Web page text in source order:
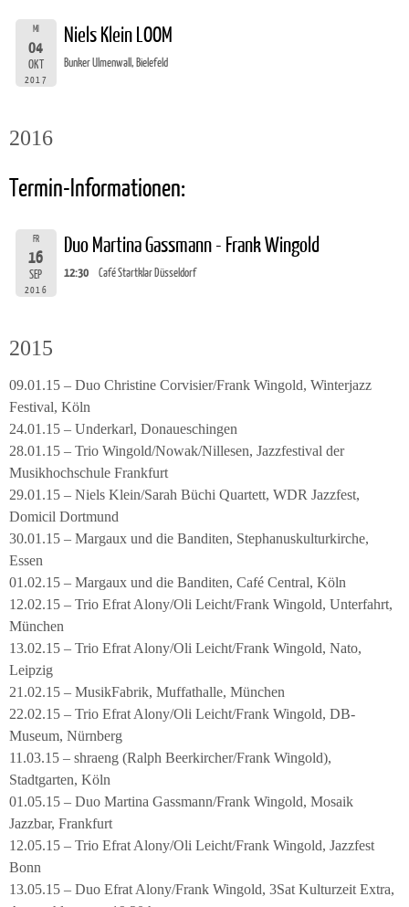
MI
04
OKT
2017
Niels Klein LOOM
Bunker Ulmenwall, Bielefeld
2016
Termin-Informationen:
FR
16
SEP
2016
Duo Martina Gassmann - Frank Wingold
12:30 Café Startklar Düsseldorf
2015
09.01.15 – Duo Christine Corvisier/Frank Wingold, Winterjazz
Festival, Köln
24.01.15 – Underkarl, Donaueschingen
28.01.15 – Trio Wingold/Nowak/Nillesen, Jazzfestival der
Musikhochschule Frankfurt
29.01.15 – Niels Klein/Sarah Büchi Quartett, WDR Jazzfest,
Domicil Dortmund
30.01.15 – Margaux und die Banditen, Stephanuskulturkirche,
Essen
01.02.15 – Margaux und die Banditen, Café Central, Köln
12.02.15 – Trio Efrat Alony/Oli Leicht/Frank Wingold, Unterfahrt,
München
13.02.15 – Trio Efrat Alony/Oli Leicht/Frank Wingold, Nato,
Leipzig
21.02.15 – MusikFabrik, Muffathalle, München
22.02.15 – Trio Efrat Alony/Oli Leicht/Frank Wingold, DB-
Museum, Nürnberg
11.03.15 – shraeng (Ralph Beerkircher/Frank Wingold),
Stadtgarten, Köln
01.05.15 – Duo Martina Gassmann/Frank Wingold, Mosaik
Jazzbar, Frankfurt
12.05.15 – Trio Efrat Alony/Oli Leicht/Frank Wingold, Jazzfest
Bonn
13.05.15 – Duo Efrat Alony/Frank Wingold, 3Sat Kulturzeit Extra,